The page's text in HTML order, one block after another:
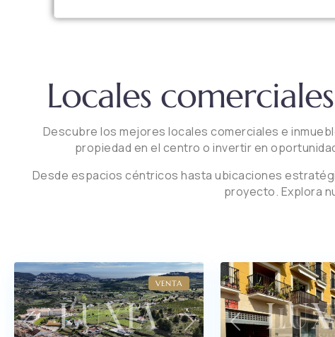
Locales
Descubre los mejores locales comerciales e
propiedad en el centro o invertir en
Desde espacios céntricos hasta ubicaciones
proyecto. Explora
Previous Next
VENTA
Previous